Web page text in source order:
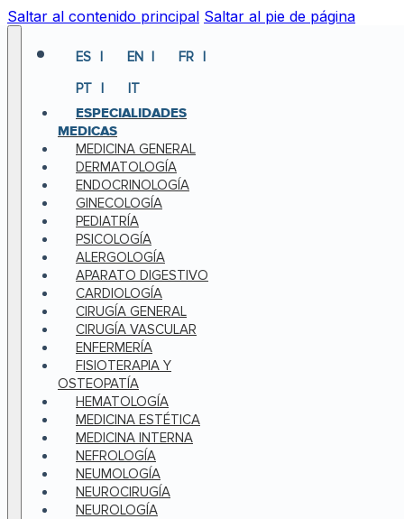
Saltar al contenido principal Saltar al pie de página
ES EN
FR
PT
IT
ESPECIALIDADES
MEDICAS
MEDICINA GENERAL
DERMATOLOGÍA
ENDOCRINOLOGÍA
GINECOLOGÍA
PEDIATRÍA
PSICOLOGÍA
ALERGOLOGÍA
APARATO DIGESTIVO
CARDIOLOGÍA
CIRUGÍA GENERAL
CIRUGÍA VASCULAR
ENFERMERÍA
FISIOTERAPIA Y
OSTEOPATÍA
HEMATOLOGÍA
MEDICINA ESTÉTICA
MEDICINA INTERNA
NEFROLOGÍA
NEUMOLOGÍA
NEUROCIRUGÍA
NEUROLOGÍA